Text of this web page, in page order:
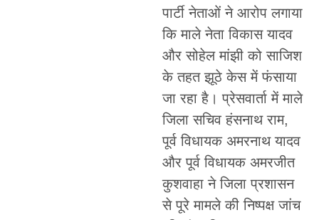
पार्टी नेताओं ने आरोप लगाया
कि माले नेता विकास यादव
और सोहेल मांझी को साजिश
के तहत झूठे केस में फंसाया
जा रहा है। प्रेसवार्ता में माले
जिला सचिव हंसनाथ राम,
पूर्व विधायक अमरनाथ यादव
और पूर्व विधायक अमरजीत
कुशवाहा ने जिला प्रशासन
से पूरे मामले की निष्पक्ष जांच